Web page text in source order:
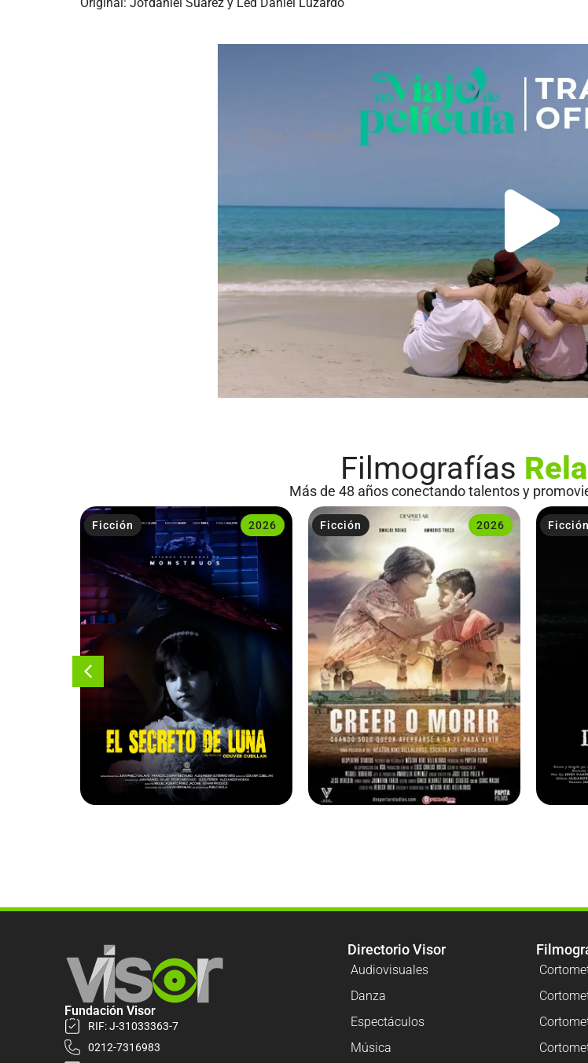
Filmografías
Más de 48 años conectando talentos y
2026
Ficción 2026
Ficción Ficción
Fundación Visor
RIF: J-31033363-7
0212-7316983
Directorio Visor
Audiovisuales
Danza
Espectáculos
Música